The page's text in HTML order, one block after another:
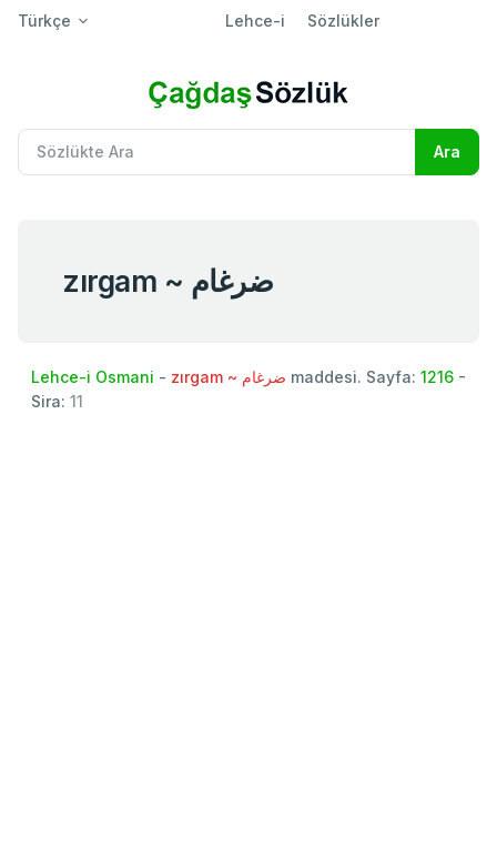
Türkçe Lehce-i Sözlükler
zırgam ~ ضرغام
Lehce-i Osmani - zırgam ~ ضرغام maddesi. Sayfa: 1216 -
Sira: 11